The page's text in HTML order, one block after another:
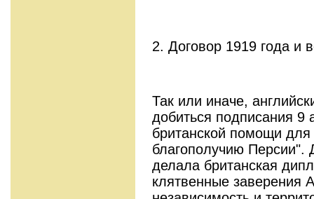
2. Договор 1919 года и
Так или иначе,
добиться подписания 9
британской помощи для
благополучию Персии".
делала британская
клятвенные заверения